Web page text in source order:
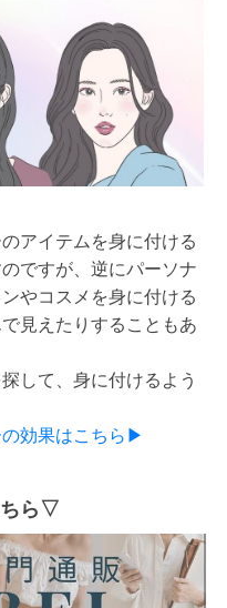
アイテムを身に付ける
ですが、逆にパーソナ
やコスメを身に付ける
見えたりすることもあ
して、身に付けるよう
効果はこちら▶
ら▽